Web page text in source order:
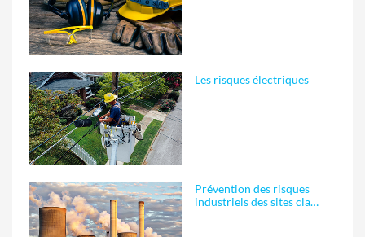
Les risques électriques
Prévention des risques
industriels des sites cla…